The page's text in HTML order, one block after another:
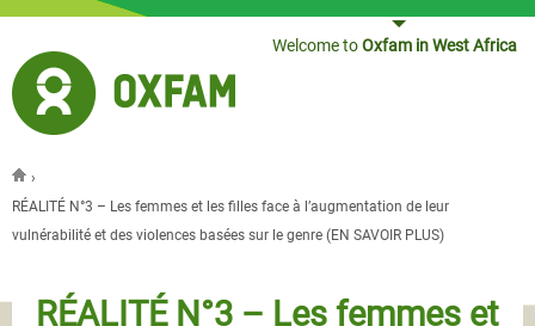
Welcome toOxfam in West Africa
You are here
›
RÉALITÉ N°3 – Les femmes et les filles face à l’augmentation de leur
vulnérabilité et des violences basées sur le genre (EN SAVOIR PLUS)
RÉALITÉ N°3 – Les femmes et